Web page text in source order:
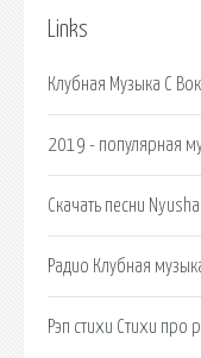
Links
Клубная Музыка С
2019 - популярная
Скачать песни
Радио Клубная
Рэп стихи Стихи про